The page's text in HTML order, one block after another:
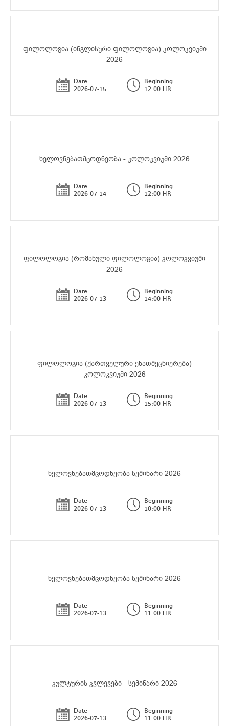
ფილოლოგია (ინგლისური ფილოლოგია) კოლოკვიუმი
2026
Date
2026-07-15
Beginning
12:00 HR
ხელოვნებათმცოდნეობა - კოლოკვიუმი 2026
Date
2026-07-14
Beginning
12:00 HR
ფილოლოგია (რომანული ფილოლოგია) კოლოკვიუმი
2026
Date
2026-07-13
Beginning
14:00 HR
ფილოლოგია (ქართველური ენათმეცნიერება)
კოლოკვიუმი 2026
Date
2026-07-13
Beginning
15:00 HR
ხელოვნებათმცოდნეობა სემინარი 2026
Date
2026-07-13
Beginning
10:00 HR
ხელოვნებათმცოდნეობა სემინარი 2026
Date
2026-07-13
Beginning
11:00 HR
კულტურის კვლევები - სემინარი 2026
Date
2026-07-13
Beginning
11:00 HR